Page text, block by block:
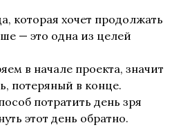
которая хочет продолжать
— это одна из целей
в начале проекта, значит
потеряный в конце.
потратить день зря
этот день обратно.